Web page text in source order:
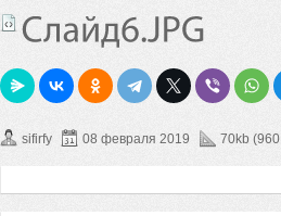
sifirfy 08 февраля 2019 70kb